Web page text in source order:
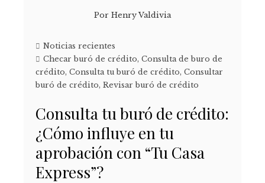
Por Henry Valdivia
Noticias recientes
Checar buró de crédito, Consulta de buro de
crédito, Consulta tu buró de crédito, Consultar
buró de crédito, Revisar buró de crédito
Consulta tu buró de crédito:
¿Cómo influye en tu
aprobación con “Tu Casa
Express”?